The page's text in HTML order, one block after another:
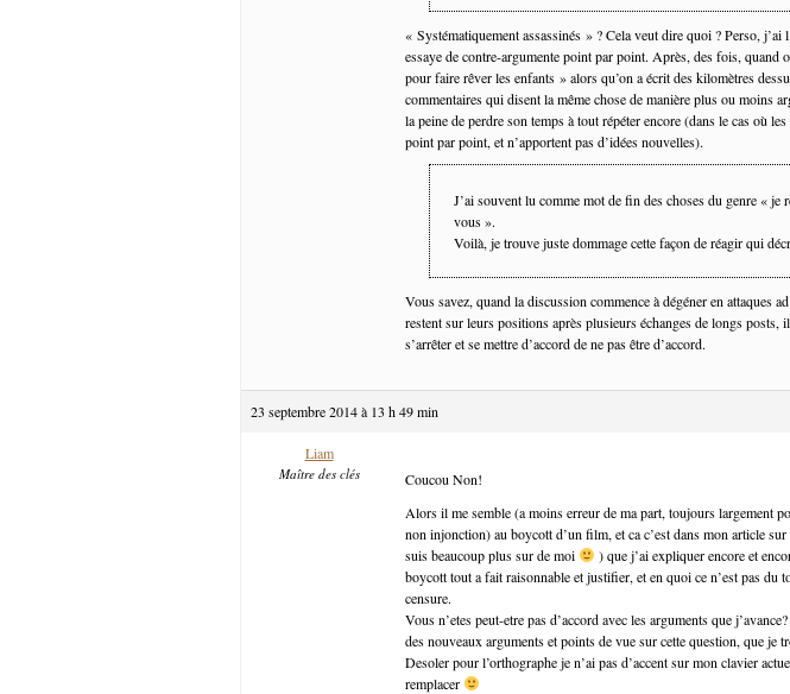
« Systématiquement assassinés » ? Cela veut dire quoi ? Perso, j’ai
essaye de contre-argumente point par point. Après, des fois, quand
pour faire rêver les enfants » alors qu’on a écrit des kilomètres
commentaires qui disent la même chose de manière plus ou moins
la peine de perdre son temps à tout répéter encore (dans le cas où
point par point, et n’apportent pas d’idées nouvelles).
J’ai souvent lu comme mot de fin des choses du genre « je
vous ».
Voilà, je trouve juste dommage cette façon de réagir qui
Vous savez, quand la discussion commence à dégéner en attaques
restent sur leurs positions après plusieurs échanges de longs
s’arrêter et se mettre d’accord de ne pas être d’accord.
23 septembre 2014 à 13 h 49 min
Liam
Maître des clés
Coucou Non!
Alors il me semble (a moins erreur de ma part, toujours largement
non injonction) au boycott d’un film, et ca c’est dans mon article
suis beaucoup plus sur de moi
) que j’ai expliquer encore et
boycott tout a fait raisonnable et justifier, et en quoi ce n’est pas du
censure.
Vous n’etes peut-etre pas d’accord avec les arguments que
des nouveaux arguments et points de vue sur cette question, que je
Desoler pour l’orthographe je n’ai pas d’accent sur mon clavier
remplacer